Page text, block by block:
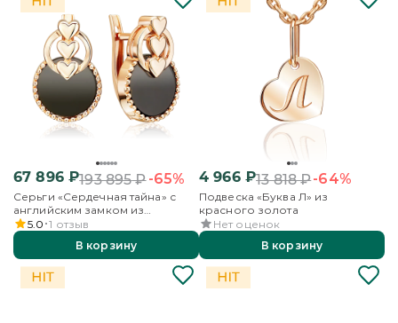
67 896₽193 895₽-65%
Серьги «Сердечная тайна» с
английским замком из
красного золота с ониксом
5.0 1 отзыв
В корзину
4 966₽13 818₽-64%
Подвеска «Буква Л» из
красного золота
Нет оценок
В корзину